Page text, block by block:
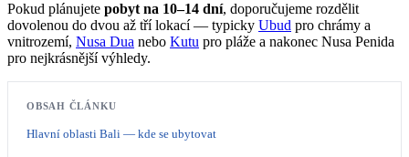
Pokud plánujete pobyt na 10–14 dní, doporučujeme rozdělit
dovolenou do dvou až tří lokací — typicky Ubud pro chrámy a
vnitrozemí, Nusa Dua nebo Kutu pro pláže a nakonec Nusa Penida
pro nejkrásnější výhledy.
OBSAH ČLÁNKU
Hlavní oblasti Bali — kde se ubytovat